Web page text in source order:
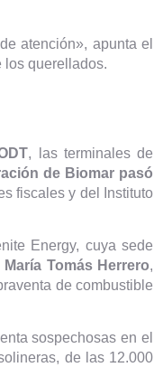
atención», apunta el
los querellados.
, las terminales de
de Biomar pasó
fiscales y del Instituto
Energy, cuya sede
Tomás Herrero,
de combustible
sospechosas en el
de las 12.000